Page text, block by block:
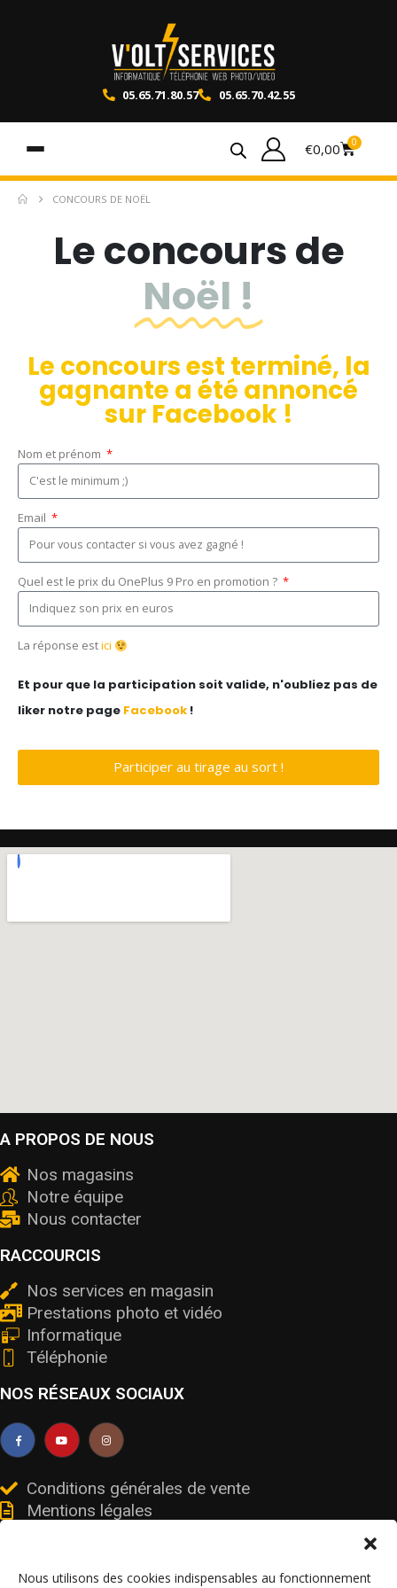
Nous utilisons des cookies indispensables au fonctionnement
05.65.71.80.57 05.65.70.42.55
€0,00 0
CONCOURS DE NOËL
Le concours de
Noël !
Le concours est terminé, la
gagnante a été annoncé
sur Facebook !
Nom et prénom
Email
Quel est le prix du OnePlus 9 Pro en promotion ?
La réponse estici
Et pour que la participation soit valide, n'oubliez pas de
liker notre page Facebook !
Participer au tirage au sort !
A PROPOS DE NOUS
Nos magasins
Notre équipe
Nous contacter
RACCOURCIS
Nos services en magasin
Prestations photo et vidéo
Informatique
Téléphonie
NOS RÉSEAUX SOCIAUX
Conditions générales de vente
Mentions légales